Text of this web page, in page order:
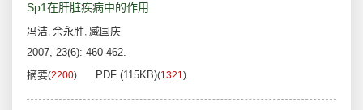
Sp1在肝脏疾病中的作用
冯洁, 余永胜, 臧国庆
2007, 23(6): 460-462.
摘要(2200) PDF (115KB)(1321)